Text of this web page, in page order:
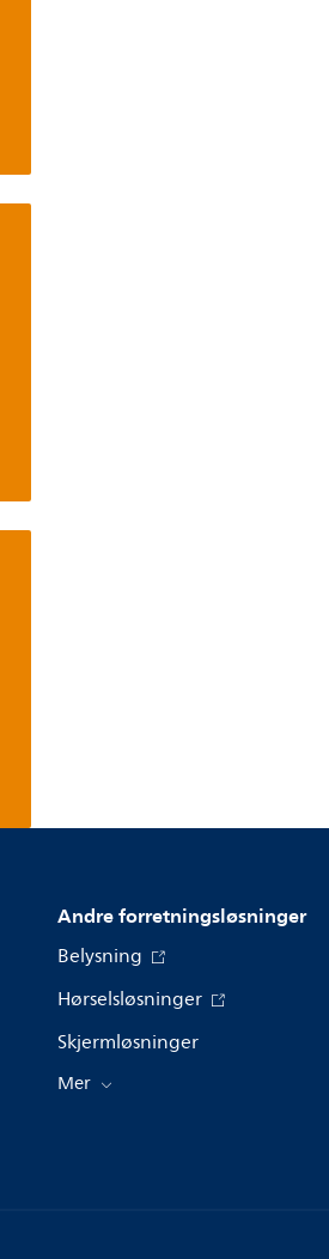
Andre forretningsløsninger
Belysning
Hørselsløsninger
Skjermløsninger
Mer